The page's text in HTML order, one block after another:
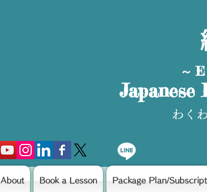
～
Japanese
わく
About Book a Lesson Package Plan/